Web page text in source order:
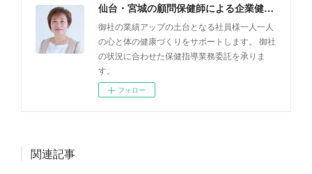
仙台・宮城の顧問保健師による企業健康サポート「健康支援フレッシュ・キラリ」
御社の業績アップの土台となる社員様一人一人
の心と体の健康づくりをサポートします。 御社
の状況に合わせた保健指導業務委託を承りま
す。
フォロー
関連記事